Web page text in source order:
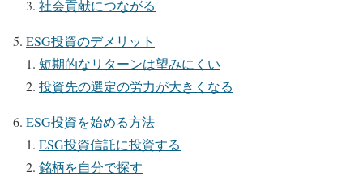
社会貢献につながる
ESG投資のデメリット
短期的なリターンは望みにくい
投資先の選定の労力が大きくなる
ESG投資を始める方法
ESG投資信託に投資する
銘柄を自分で探す